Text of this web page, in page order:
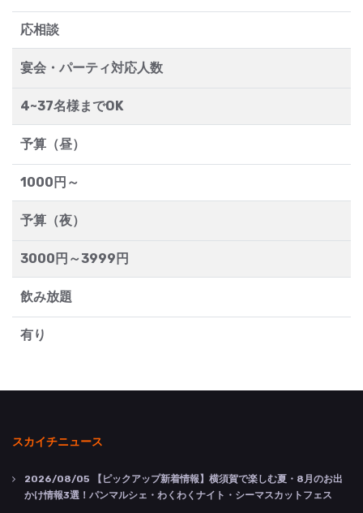
応相談
宴会・パーティ対応人数
4~37名様までOK
予算（昼）
1000円～
予算（夜）
3000円～3999円
飲み放題
有り
スカイチニュース
2026/08/05 【ピックアップ新着情報】横須賀で楽しむ夏・8月のお出
かけ情報3選！パンマルシェ・わくわくナイト・シーマスカットフェス